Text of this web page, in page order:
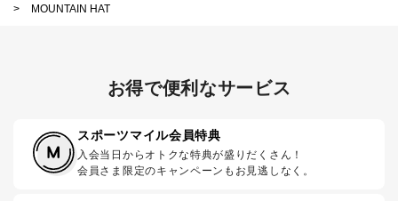
>
MOUNTAIN HAT
お得で便利なサービス
スポーツマイル会員特典
入会当日からオトクな特典が盛りだくさん！
会員さま限定のキャンペーンもお見逃しなく。